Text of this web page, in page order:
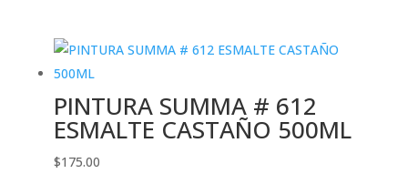
PINTURA SUMMA # 612
ESMALTE CASTAÑO 500ML
$175.00